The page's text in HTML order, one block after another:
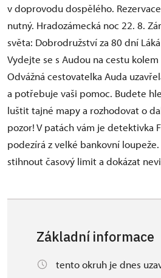
v doprovodu dospělého.
nutný. Hradozámecká noc 22. 8.
světa: Dobrodružství za 80 dní
Vydejte se s Audou na cestu kolem
Odvážná cestovatelka Auda
a potřebuje vaši pomoc. Budete
luštit tajné mapy a rozhodovat o
pozor! V patách vám je detektivka
podezírá z velké bankovní
stihnout časový limit a dokázat
Základní informace
tento okruh je dnes